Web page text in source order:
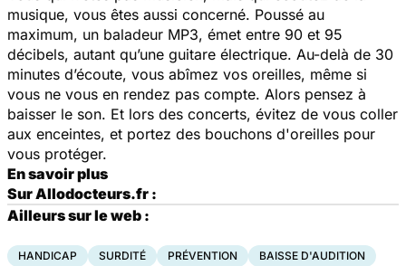
musique, vous êtes aussi concerné. Poussé au
maximum, un baladeur MP3, émet entre 90 et 95
décibels, autant qu’une guitare électrique. Au-delà de 30
minutes d’écoute, vous abîmez vos oreilles, même si
vous ne vous en rendez pas compte. Alors pensez à
baisser le son. Et lors des concerts, évitez de vous coller
aux enceintes, et portez des bouchons d'oreilles pour
vous protéger.
En savoir plus
Sur Allodocteurs.fr :
Ailleurs sur le web :
HANDICAP SURDITÉ PRÉVENTION
BAISSE D'AUDITION